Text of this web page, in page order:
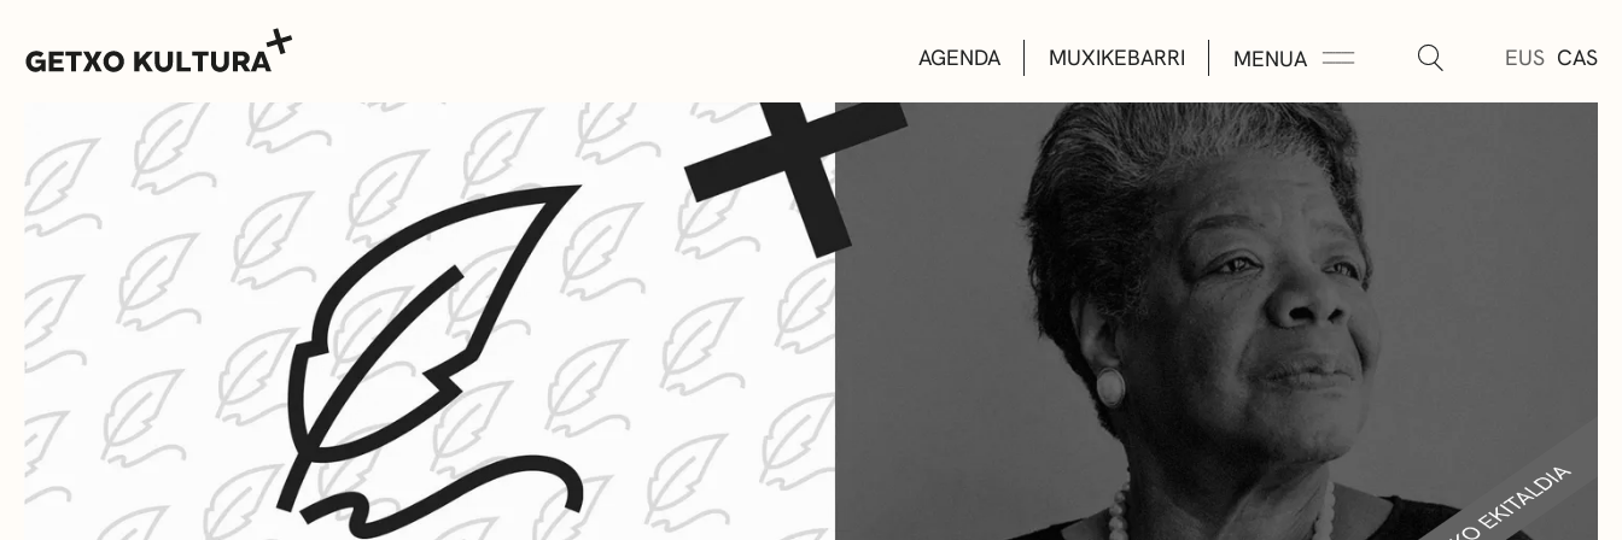
AGENDA MUXIKEBARRI MENUA EUS CAS
AGENDA
MUXIKEBARRI
KONTAKTUA
KULTUR ETXEAK
LIBURUTEGIAK
MUSIKA ESKOLA